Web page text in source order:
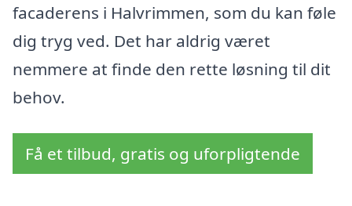
facaderens i Halvrimmen, som du kan føle
dig tryg ved. Det har aldrig været
nemmere at finde den rette løsning til dit
behov.
Få et tilbud, gratis og uforpligtende